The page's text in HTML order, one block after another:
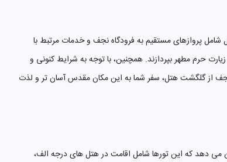
پروازهای مستقیم به فرودگاه نجف و خدمات مرتبط با
حرم مطهر بپردازند. همچنین، با توجه به شرایط کنونی و
نجف از گلگشت هتل، سفر شما به این مکان مقدس آسان تر و لذت
می دهد که این تورها شامل اقامت در هتل های درجه الف،